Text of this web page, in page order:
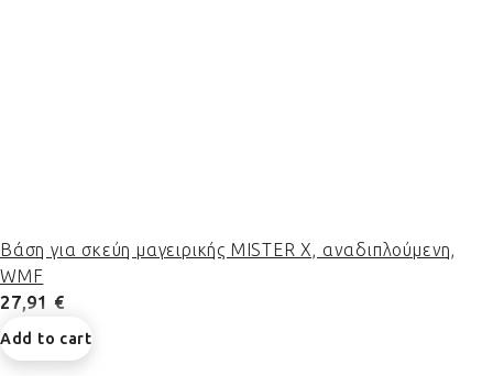
Βάση για σκεύη μαγειρικής MISTER X, αναδιπλούμενη,
WMF
27,91 €
Add to cart